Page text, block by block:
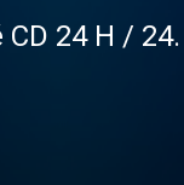
24 H / 24.